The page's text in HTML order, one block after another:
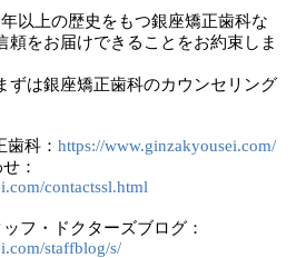
以上の歴史をもつ銀座矯正歯科な
頼をお届けできることをお約束しま
ずは銀座矯正歯科のカウンセリング
科： https://www.ginzakyousei.com/
：
contactssl.html
フ・ドクターズブログ：
staffblog/s/